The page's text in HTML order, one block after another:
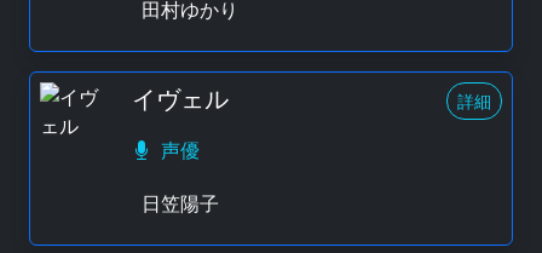
田村ゆかり
イヴェル 詳細
声優
日笠陽子